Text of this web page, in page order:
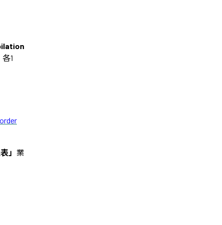
各1
」 業